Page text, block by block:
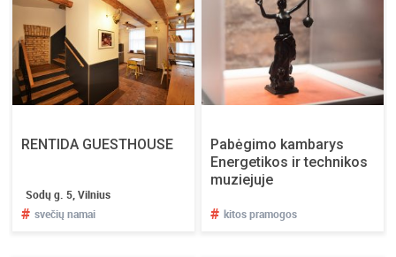
RENTIDA GUESTHOUSE
Sodų g. 5, Vilnius
# svečių namai
Pabėgimo kambarys
Energetikos ir technikos
muziejuje
# kitos pramogos